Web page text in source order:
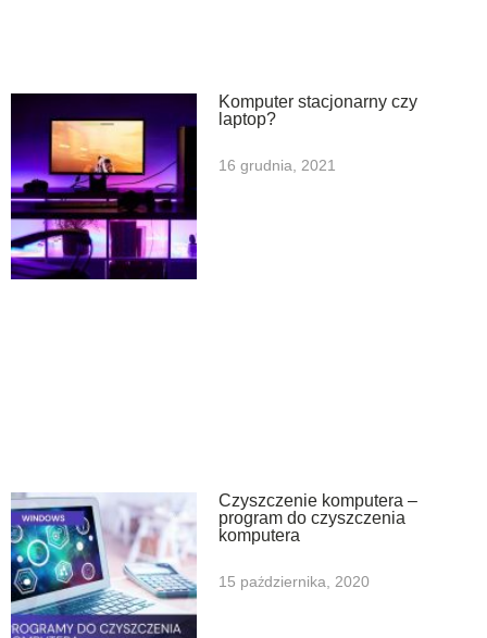
Komputer stacjonarny czy
laptop?
16 grudnia, 2021
Czyszczenie komputera –
program do czyszczenia
komputera
15 października, 2020